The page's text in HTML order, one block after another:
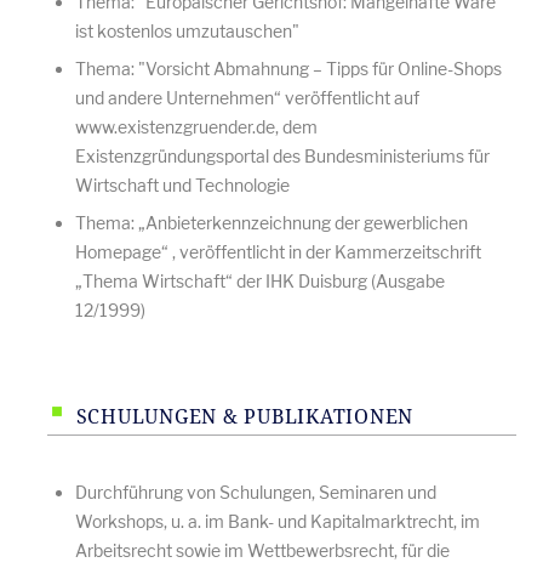
ist kostenlos umzutauschen"
Thema: "Vorsicht Abmahnung – Tipps für Online-Shops
und andere Unternehmen“ veröffentlicht auf
www.existenzgruender.de, dem
Existenzgründungsportal des Bundesministeriums für
Wirtschaft und Technologie
Thema: „Anbieterkennzeichnung der gewerblichen
Homepage“ , veröffentlicht in der Kammerzeitschrift
„Thema Wirtschaft“ der IHK Duisburg (Ausgabe
12/1999)
SCHULUNGEN & PUBLIKATIONEN
Durchführung von Schulungen, Seminaren und
Workshops, u. a. im Bank- und Kapitalmarktrecht, im
Arbeitsrecht sowie im Wettbewerbsrecht, für die